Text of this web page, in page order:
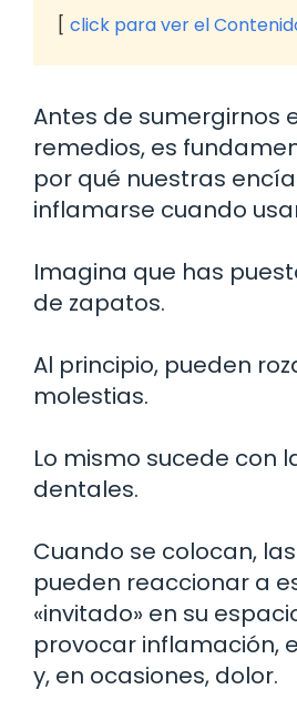
click para ver el
Antes de sumergirnos
remedios, es
por qué nuestras
inflamarse cuando
Imagina que has
de zapatos.
Al principio, pueden
molestias.
Lo mismo sucede con
dentales.
Cuando se colocan,
pueden reaccionar a
«invitado» en su
provocar inflamación,
y, en ocasiones, dolor.